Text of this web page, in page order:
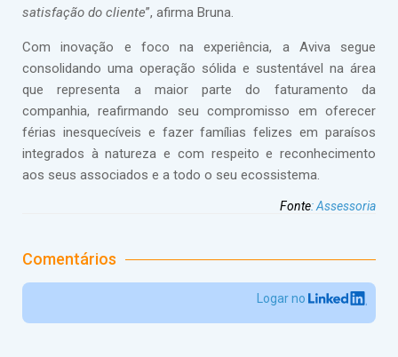
satisfação do cliente”, afirma Bruna.
Com inovação e foco na experiência, a Aviva segue
consolidando uma operação sólida e sustentável na área
que representa a maior parte do faturamento da
companhia, reafirmando seu compromisso em oferecer
férias inesquecíveis e fazer famílias felizes em paraísos
integrados à natureza e com respeito e reconhecimento
aos seus associados e a todo o seu ecossistema.
Fonte:Assessoria
Comentários
Logar no